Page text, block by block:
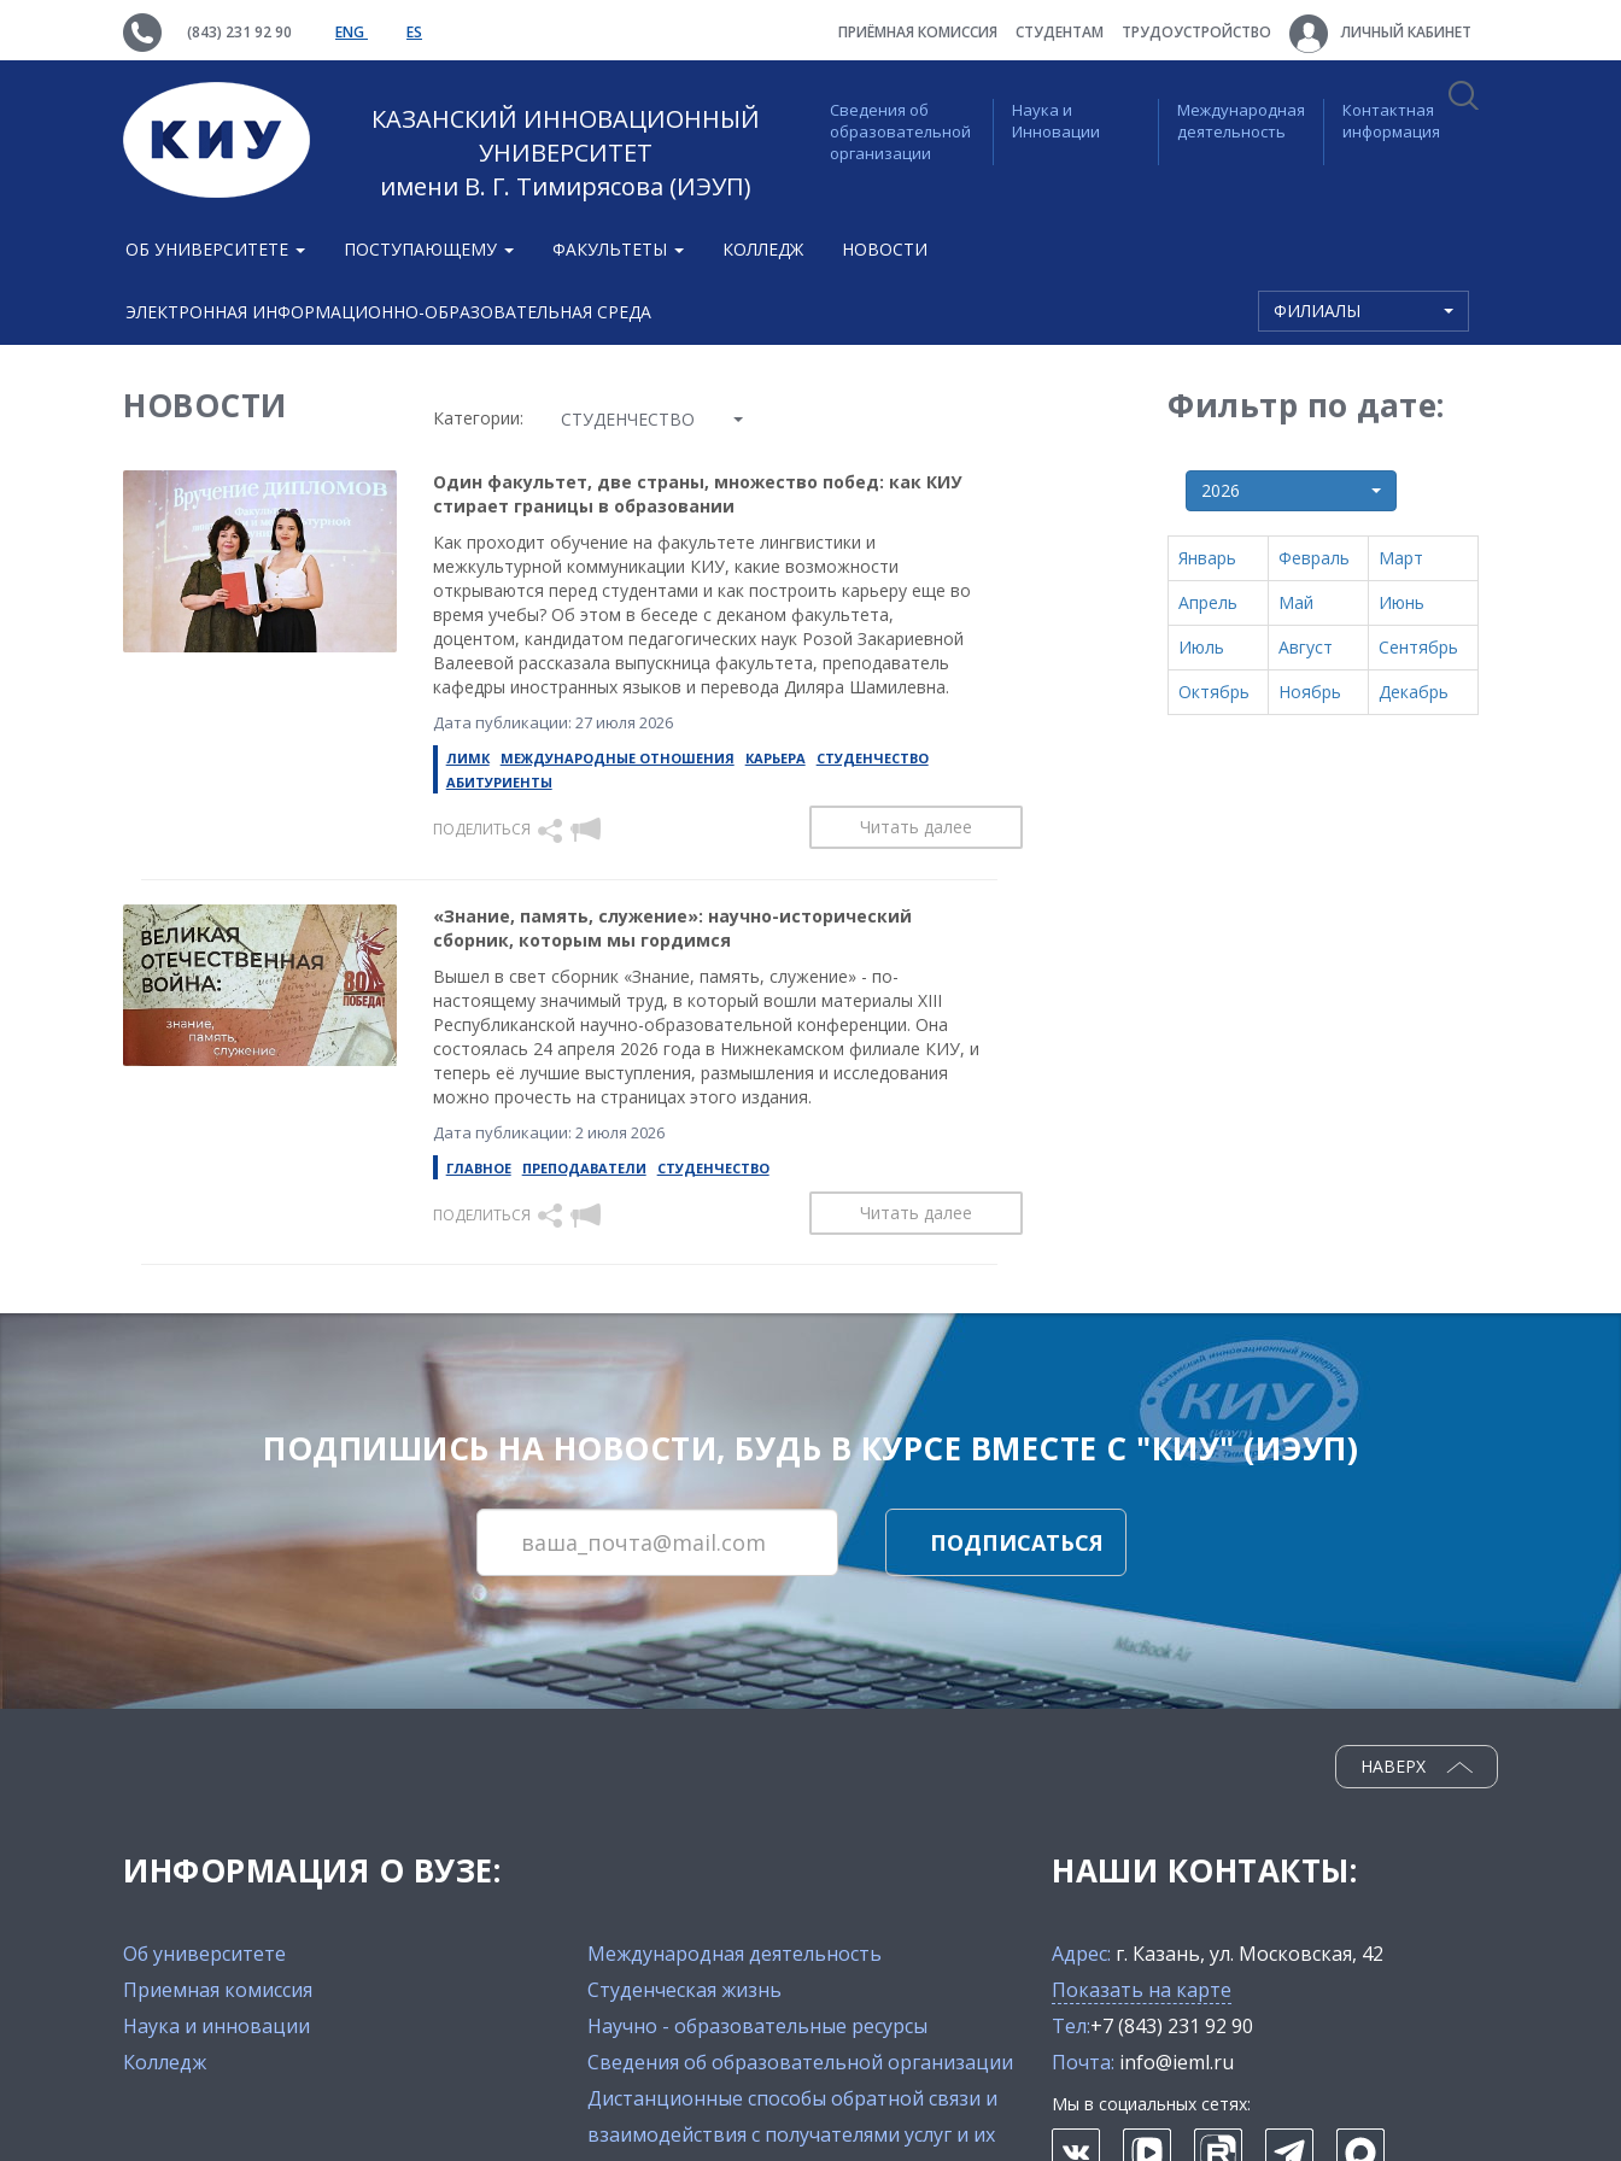
(843) 231 92 90 ENG ES ПРИЁМНАЯ КОМИССИЯ СТУДЕНТАМ ТРУДОУСТРОЙСТВО ЛИЧНЫЙ КАБИНЕТ
КАЗАНСКИЙ ИННОВАЦИОННЫЙ
УНИВЕРСИТЕТ
имени В. Г. Тимирясова (ИЭУП)
Сведения об
образовательной
организации
Наука и
Инновации
Международная
деятельность
Контактная
информация
ОБ УНИВЕРСИТЕТЕ ПОСТУПАЮЩЕМУ ФАКУЛЬТЕТЫ КОЛЛЕДЖ НОВОСТИ
ЭЛЕКТРОННАЯ ИНФОРМАЦИОННО-ОБРАЗОВАТЕЛЬНАЯ СРЕДА ФИЛИАЛЫ
НОВОСТИ Категории: СТУДЕНЧЕСТВО
Один факультет, две страны, множество побед: как КИУ
стирает границы в образовании
Как проходит обучение на факультете лингвистики и
межкультурной коммуникации КИУ, какие возможности
открываются перед студентами и как построить карьеру еще во
время учебы? Об этом в беседе с деканом факультета,
доцентом, кандидатом педагогических наук Розой Закариевной
Валеевой рассказала выпускница факультета, преподаватель
кафедры иностранных языков и перевода Диляра Шамилевна.
Дата публикации: 27 июля 2026
ЛИМК МЕЖДУНАРОДНЫЕ ОТНОШЕНИЯ КАРЬЕРА
СТУДЕНЧЕСТВО
АБИТУРИЕНТЫ
ПОДЕЛИТЬСЯ Читать далее
«Знание, память, служение»: научно-исторический
сборник, которым мы гордимся
Вышел в свет сборник «Знание, память, служение» - по-
настоящему значимый труд, в который вошли материалы XIII
Республиканской научно-образовательной конференции. Она
состоялась 24 апреля 2026 года в Нижнекамском филиале КИУ, и
теперь её лучшие выступления, размышления и исследования
можно прочесть на страницах этого издания.
Дата публикации: 2 июля 2026
ГЛАВНОЕ ПРЕПОДАВАТЕЛИ СТУДЕНЧЕСТВО
ПОДЕЛИТЬСЯ Читать далее
Фильтр по дате:
2026
Январь Февраль
Март
Апрель
Май
Июнь
Июль
Август
Сентябрь
Октябрь
Ноябрь Декабрь
ПОДПИШИСЬ НА НОВОСТИ, БУДЬ В КУРСЕ ВМЕСТЕ С "КИУ" (ИЭУП)
ПОДПИСАТЬСЯ
ИНФОРМАЦИЯ О ВУЗЕ:
Об университете
Приемная комиссия
Наука и инновации
Колледж
Международная деятельность
Студенческая жизнь
Научно - образовательные ресурсы
Сведения об образовательной организации
Дистанционные способы обратной связи и
взаимодействия с получателями услуг и их
НАВЕРХ
НАШИ КОНТАКТЫ:
Адрес: г. Казань, ул. Московская, 42
Показать на карте
Тел:+7 (843) 231 92 90
Почта: info@ieml.ru
Мы в социальных сетях: